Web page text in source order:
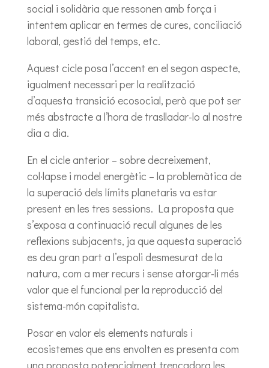
social i solidària que ressonen amb força i
intentem aplicar en termes de cures, conciliació
laboral, gestió del temps, etc.
Aquest cicle posa l’accent en el segon aspecte,
igualment necessari per la realització
d’aquesta transició ecosocial, però que pot ser
més abstracte a l’hora de traslladar-lo al nostre
dia a dia.
En el cicle anterior – sobre decreixement,
col·lapse i model energètic – la problemàtica de
la superació dels límits planetaris va estar
present en les tres sessions. La proposta que
s’exposa a continuació recull algunes de les
reflexions subjacents, ja que aquesta superació
es deu gran part a l’espoli desmesurat de la
natura, com a mer recurs i sense atorgar-li més
valor que el funcional per la reproducció del
sistema-món capitalista.
Posar en valor els elements naturals i
ecosistemes que ens envolten es presenta com
una proposta potencialment trencadora les